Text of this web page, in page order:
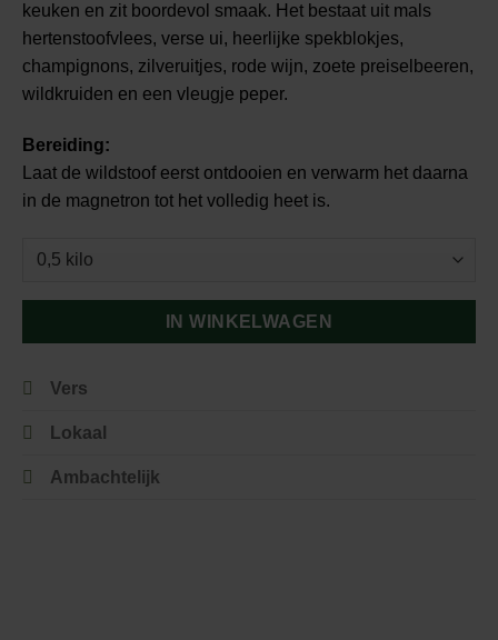
keuken en zit boordevol smaak. Het bestaat uit mals
hertenstoofvlees, verse ui, heerlijke spekblokjes,
champignons, zilveruitjes, rode wijn, zoete preiselbeeren,
wildkruiden en een vleugje peper.
Bereiding:
Laat de wildstoof eerst ontdooien en verwarm het daarna
in de magnetron tot het volledig heet is.
IN WINKELWAGEN
Vers
Lokaal
Ambachtelijk